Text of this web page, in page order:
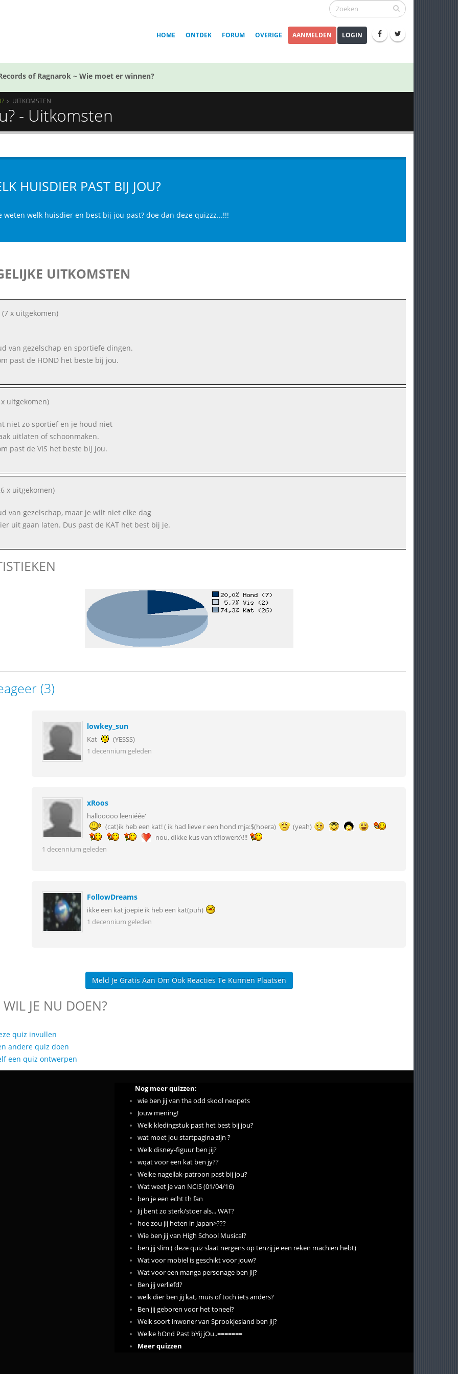
HOME ONTDEK FORUM OVERIGE AANMELDEN LOGIN
of Ragnarok ~ Wie moet er winnen?
UITKOMSTEN
- Uitkomsten
HUISDIER PAST BIJ JOU?
weten welk huisdier en best bij jou past? doe dan deze quizzz...!!!
UITKOMSTEN
(7 x uitgekomen)
van gezelschap en sportiefe dingen.
past de HOND het beste bij jou.
uitgekomen)
niet zo sportief en je houd niet
uitlaten of schoonmaken.
past de VIS het beste bij jou.
x uitgekomen)
van gezelschap, maar je wilt niet elke dag
uit gaan laten. Dus past de KAT het best bij je.
(3)
lowkey_sun
Kat
(YESSS)
1 decennium geleden
xRoos
hallooooo leeniéée'
(cat)ik heb een kat! ( ik had lieve r een hond mja:$(hoera)
(yeah)
nou, dikke kus van xflowerx\!!!
1 decennium geleden
FollowDreams
ikke een kat joepie ik heb een kat(puh)
1 decennium geleden
Meld Je Gratis Aan Om Ook Reacties Te Kunnen Plaatsen
JE NU DOEN?
quiz invullen
andere quiz doen
een quiz ontwerpen
Nog meer quizzen:
wie ben jij van tha odd skool neopets
Jouw mening!
Welk kledingstuk past het best bij jou?
wat moet jou startpagina zijn ?
Welk disney-figuur ben jij?
wqat voor een kat ben jy??
Welke nagellak-patroon past bij jou?
Wat weet je van NCIS (01/04/16)
ben je een echt th fan
Jij bent zo sterk/stoer als... WAT?
hoe zou jij heten in Japan>???
Wie ben jij van High School Musical?
ben jij slim ( deze quiz slaat nergens op tenzij je een reken machien hebt)
Wat voor mobiel is geschikt voor jouw?
Wat voor een manga personage ben jij?
Ben jij verliefd?
welk dier ben jij kat, muis of toch iets anders?
Ben jij geboren voor het toneel?
Welk soort inwoner van Sprookjesland ben jij?
Welke hOnd Past bYij jOu..=======
Meer quizzen